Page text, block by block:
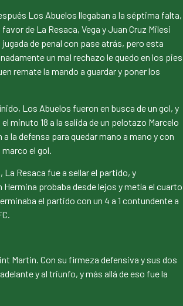
Los Abuelos llegaban a la séptima falta,
de La Resaca, Vega y Juan Cruz Milesi
de penal con pase atrás, pero esta
un mal rechazo le quedo en los pies
remate la mando a guardar y poner los
Los Abuelos fueron en busca de un gol, y
minuto 18 a la salida de un pelotazo Marcelo
la defensa para quedar mano a mano y con
el gol.
La Resaca fue a sellar el partido, y
probaba desde lejos y metía el cuarto
el partido con un 4 a 1 contundente a
Martin. Con su firmeza defensiva y sus dos
y al triunfo, y más allá de eso fue la